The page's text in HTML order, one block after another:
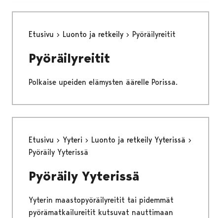
Etusivu Luonto ja retkeily Pyöräilyreitit
Pyöräilyreitit
Polkaise upeiden elämysten äärelle Porissa.
Etusivu Yyteri
Luonto ja retkeily Yyterissä
Pyöräily Yyterissä
Pyöräily Yyterissä
Yyterin maastopyöräilyreitit tai pidemmät
pyörämatkailureitit kutsuvat nauttimaan